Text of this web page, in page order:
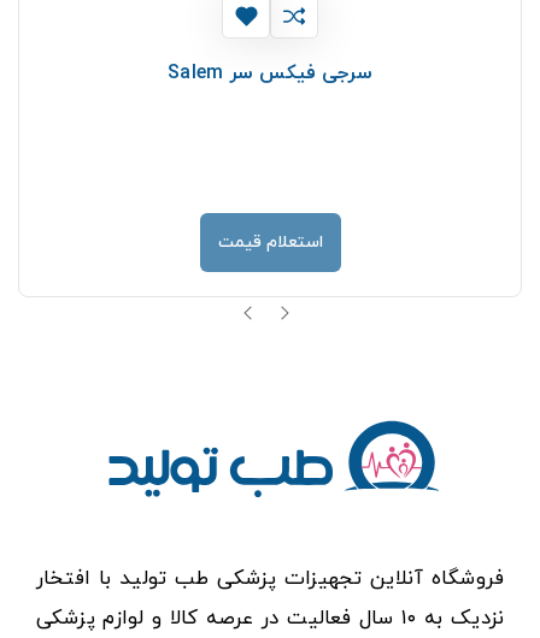
سرجی فیکس سر Salem
استعلام قیمت
فروشگاه آنلاین تجهیزات پزشکی طب تولید با افتخار
نزدیک به ۱۰ سال فعالیت در عرصه کالا و لوازم پزشکی